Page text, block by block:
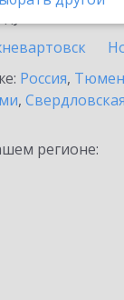
Россия,
,
регионе: